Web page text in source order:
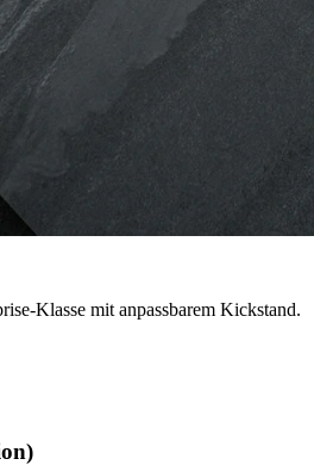
Klasse mit anpassbarem Kickstand.